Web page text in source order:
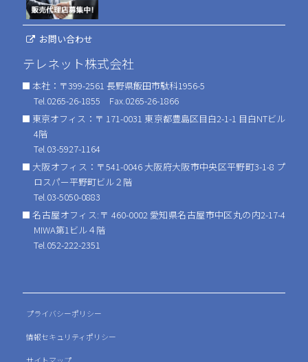
お問い合わせ
テレネット株式会社
本社：〒399-2561 長野県飯田市駄科1956-5
Tel.0265-26-1855 Fax.0265-26-1866
東京オフィス：〒 171-0031 東京都豊島区目白2-1-1 目白NTビル
4階
Tel.03-5927-1164
大阪オフィス：〒541-0046 大阪府大阪市中央区平野町3-1-8 プ
ロスパー平野町ビル２階
Tel.03-5050-0883
名古屋オフィス:〒 460-0002 愛知県名古屋市中区丸の内2-17-4
MIWA第1ビル４階
Tel.052-222-2351
プライバシーポリシー
情報セキュリティポリシー